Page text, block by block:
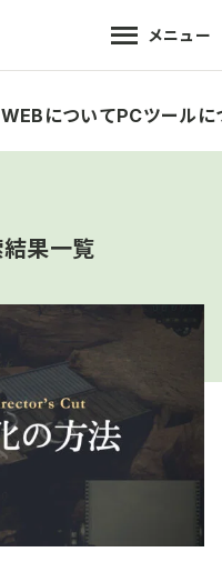
WEBについてPCツールに
メニュー